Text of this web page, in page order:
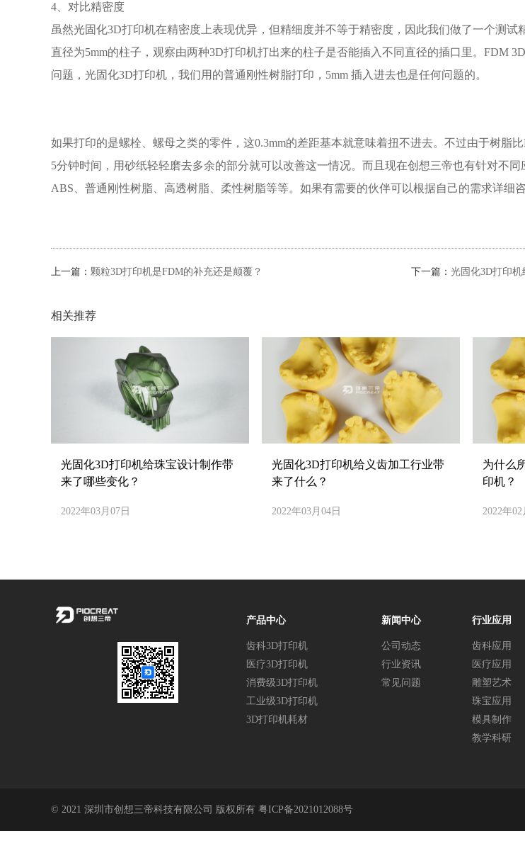
4、对比精密度
虽然光固化3D打印机在精密度上表现优异，但精细度并不等于精密度，因此我们做了一个测试
直径为5mm的柱子，观察由两种3D打印机打出来的柱子是否能插入不同直径的插口里。FDM
问题，光固化3D打印机，我们用的普通刚性树脂打印，5mm 插入进去也是任何问题的。
如果打印的是螺栓、螺母之类的零件，这0.3mm的差距基本就意味着扭不进去。不过由于树脂
5分钟时间，用砂纸轻轻磨去多余的部分就可以改善这一情况。而且现在创想三帝也有针对不
ABS、普通刚性树脂、高透树脂、柔性树脂等等。如果有需要的伙伴可以根据自己的需求详细咨
上一篇： 颗粒3D打印机是FDM的补充还是颠覆？ 下一篇： 光固化3D打印
相关推荐
光固化3D打印机给珠宝设计制作带
来了哪些变化？
2022年03月07日
光固化3D打印机给义齿加工行业带
来了什么？
2022年03月04日
为什么
印机？
2022年02
产品中心
齿科3D打印机
医疗3D打印机
消费级3D打印机
工业级3D打印机
3D打印机耗材
新闻中心
公司动态
行业资讯
常见问题
行业应用
齿科应用
医疗应用
雕塑艺术
珠宝应用
模具制作
教学科研
© 2021 深圳市创想三帝科技有限公司 版权所有 粤ICP备2021012088号